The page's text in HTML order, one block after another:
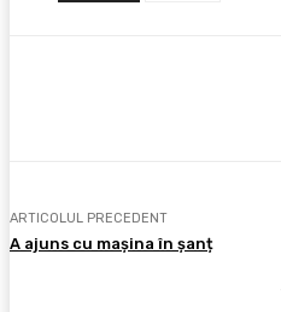
ARTICOLUL PRECEDENT
A ajuns cu mașina în șanț